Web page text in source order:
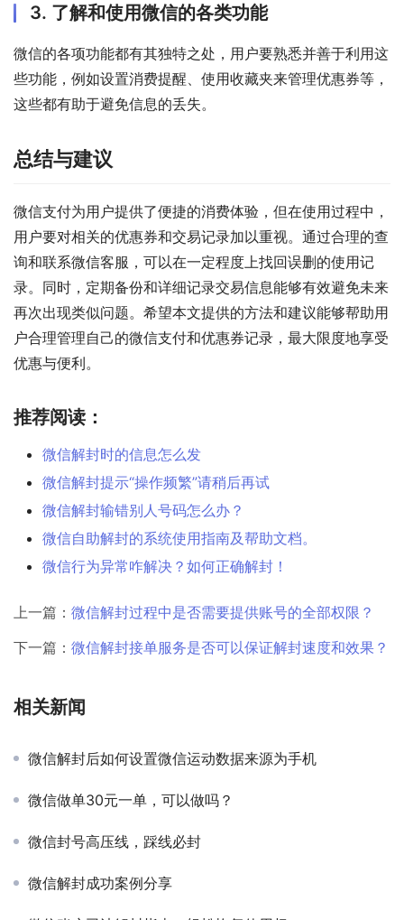
3. 了解和使用微信的各类功能
微信的各项功能都有其独特之处，用户要熟悉并善于利用这
些功能，例如设置消费提醒、使用收藏夹来管理优惠券等，
这些都有助于避免信息的丢失。
总结与建议
微信支付为用户提供了便捷的消费体验，但在使用过程中，
用户要对相关的优惠券和交易记录加以重视。通过合理的查
询和联系微信客服，可以在一定程度上找回误删的使用记
录。同时，定期备份和详细记录交易信息能够有效避免未来
再次出现类似问题。希望本文提供的方法和建议能够帮助用
户合理管理自己的微信支付和优惠券记录，最大限度地享受
优惠与便利。
推荐阅读：
微信解封时的信息怎么发
微信解封提示“操作频繁”请稍后再试
微信解封输错别人号码怎么办？
微信自助解封的系统使用指南及帮助文档。
微信行为异常咋解决？如何正确解封！
上一篇： 微信解封过程中是否需要提供账号的全部权限？
下一篇： 微信解封接单服务是否可以保证解封速度和效果？
相关新闻
微信解封后如何设置微信运动数据来源为手机
微信做单30元一单，可以做吗？
微信封号高压线，踩线必封
微信解封成功案例分享